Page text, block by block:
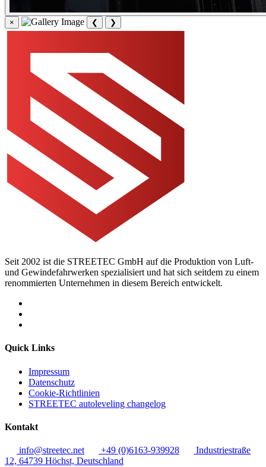
× ❮ ❯
Seit 2002 ist die STREETEC GmbH auf die Produktion von Luft-
und Gewindefahrwerken spezialisiert und hat sich seitdem zu einem
renommierten Unternehmen in diesem Bereich entwickelt.
Quick Links
Impressum
Datenschutz
Cookie-Richtlinien
STREETEC autoleveling changelog
Kontakt
info@streetec.net +49 (0)6163-939928
Industriestraße
12, 64739 Höchst, Deutschland